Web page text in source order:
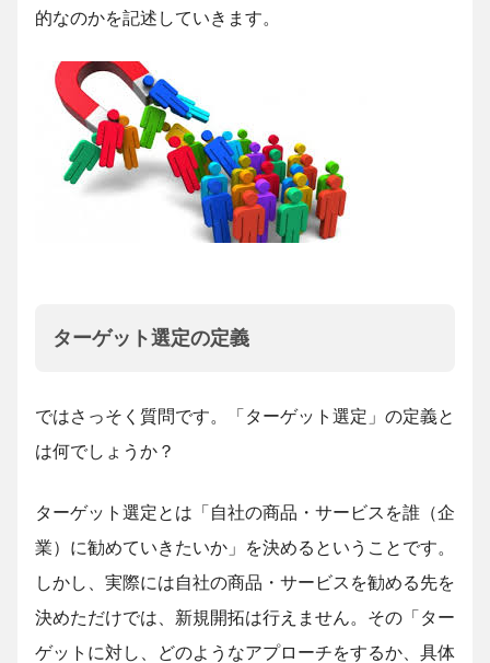
的なのかを記述していきます。
ターゲット選定の定義
ではさっそく質問です。「ターゲット選定」の定義と
は何でしょうか？
ターゲット選定とは「自社の商品・サービスを誰（企
業）に勧めていきたいか」を決めるということです。
しかし、実際には自社の商品・サービスを勧める先を
決めただけでは、新規開拓は行えません。その「ター
ゲットに対し、どのようなアプローチをするか、具体